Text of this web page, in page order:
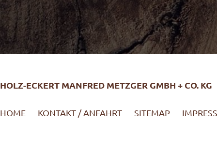
HOLZ-ECKERT MANFRED METZGER GMBH + CO. KG
HOME KONTAKT / ANFAHRT SITEMAP